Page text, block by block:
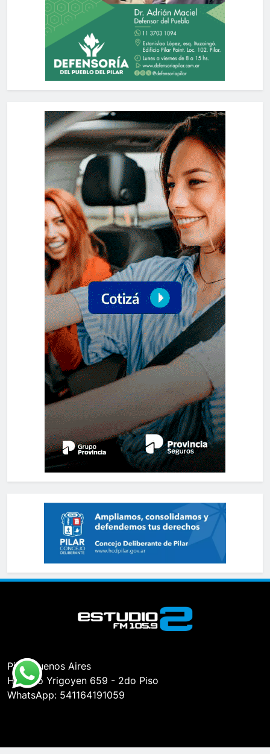
Pilar, Buenos Aires
Hipólito Yrigoyen 659 - 2do Piso
WhatsApp: 541164191059